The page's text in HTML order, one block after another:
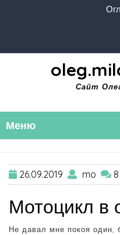
Сайт
Меню
26.09.2019 mo
Мотоцикл в
Не давал мне покоя один,